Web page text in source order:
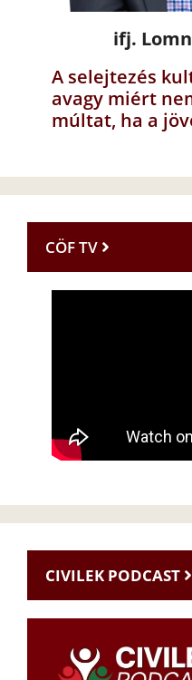
ifj.
A selejtezés
avagy miért
múltat, ha a
CÖF TV
CIVILEK PODCAST